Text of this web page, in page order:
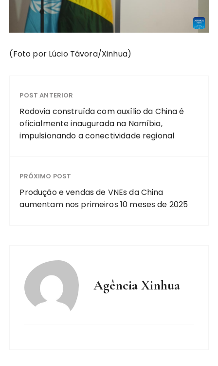
(Foto por Lúcio Távora/Xinhua)
POST ANTERIOR
Rodovia construída com auxílio da China é
oficialmente inaugurada na Namíbia,
impulsionando a conectividade regional
PRÓXIMO POST
Produção e vendas de VNEs da China
aumentam nos primeiros 10 meses de 2025
Agência Xinhua